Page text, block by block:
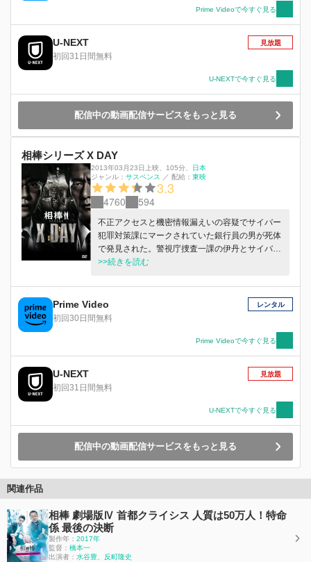
Prime Videoで今すぐ見る
U-NEXT
初回31日間無料
見放題
U-NEXTで今すぐ見る
配信中の動画配信サービスをもっと見る
相棒シリーズ X DAY
2013年03月23日上映、 105分、 日本
ジャンル： サスペンス ／ 配給： 東映
3.3
4760 594
不正アクセスと機密情報漏えいの容疑でサイバー
犯罪対策課にマークされていた銀行員の男が死体
で発見された。警視庁捜査一課の伊丹とサイバー
犯罪対策課の岩月は、事件の扱いとアプローチの
めていくが…。
>>続きを読む
Prime Video
初回30日間無料
レンタル
Prime Videoで今すぐ見る
U-NEXT
初回31日間無料
見放題
U-NEXTで今すぐ見る
配信中の動画配信サービスをもっと見る
関連作品
相棒 劇場版Ⅳ 首都クライシス 人質は50万人！特命
係 最後の決断
製作年： 2017年
監督： 橋本一
出演者： 水谷豊、 反町隆史